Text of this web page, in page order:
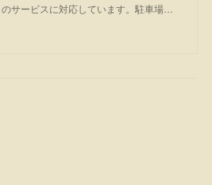
サービスに対応しています。駐車場…